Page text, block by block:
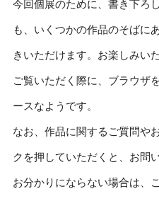
今回個展のために、書き下ろ
も、いくつかの作品のそばに
きいただけます。お楽しみい
ご覧いただく際に、ブラウザ
ースなようです。
なお、作品に関するご質問や
クを押していただくと、お問
お分かりにならない場合は、